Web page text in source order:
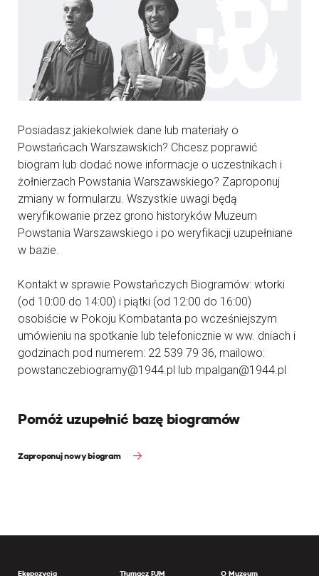
Posiadasz jakiekolwiek dane lub materiały o
Powstańcach Warszawskich? Chcesz poprawić
biogram lub dodać nowe informacje o uczestnikach i
żołnierzach Powstania Warszawskiego? Zaproponuj
zmiany w formularzu. Wszystkie uwagi będą
weryfikowanie przez grono historyków Muzeum
Powstania Warszawskiego i po weryfikacji uzupełniane
w bazie.
Kontakt w sprawie Powstańczych Biogramów: wtorki
(od 10:00 do 14:00) i piątki (od 12:00 do 16:00)
osobiście w Pokoju Kombatanta po wcześniejszym
umówieniu na spotkanie lub telefonicznie w ww. dniach i
godzinach pod numerem: 22 539 79 36, mailowo:
powstanczebiogramy@1944.pl lub mpalgan@1944.pl
Pomóż uzupełnić bazę biogramów
Zaproponuj nowy biogram
Ekspozycja Tłumacz PJM O Muzeum